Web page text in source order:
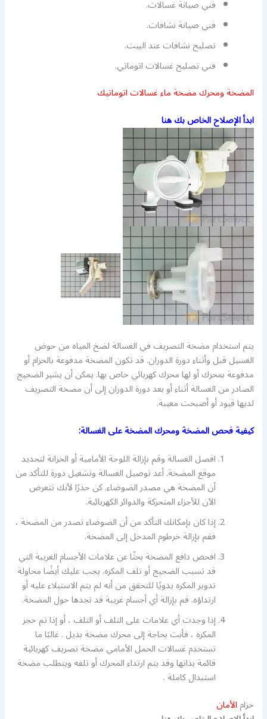
فني صيانة غسالات.
فني صيانة نشافات.
تصليح نشافات عند البيت.
فني تصليح غسالات اتوماتي.
المضخة ومحرك مضخة ماء غسالات اتوماتيك
ابدأ الإصلاح الخاص بك هنا
يتم استخدام مضخة التصريف في الغسالة لضخ المياه من حوض
الغسيل قبل وأثناء دورة الدوران. قد تكون المضخة مدفوعة بالحزام أو
مدفوعة بمحرك أو لها محرك كهربائي خاص بها. يمكن أن يشير الضجيج
الصادر من الغسالة أثناء أو بعد دورة الدوران إلى أن مضخة التصريف
لديها قيود أو أصبحت معيبة.
كيفية فحص المضخة ومحرك المضخة على الغسالة:
افصل الغسالة وقم بإزالة اللوحة الأمامية أو الخزانة لتحديد
موقع المضخة. أعد توصيل الغسالة وتشغيل دورة للتأكد من
أن المضخة هي مصدر الضوضاء. كن حذرًا لأنك تتعرض
الآن للأجزاء المتحركة والدوائر الكهربائية.
إذا كان بإمكانك التأكد من أن الضوضاء تصدر من المضخة ،
فقم بإزالة خرطوم المدخل إلى المضخة.
افحص دافع المضخة بحثًا عن علامات الأجسام الغريبة التي
قد تسبب الضجيج أو تلف المكره. يجب عليك أيضًا محاولة
تدوير المكره يدويًا للتحقق من أنه لم يتم الاستيلاء عليه أو
ارتداؤه. قم بإزالة أي أجسام غريبة قد تجدها حول المضخة.
إذا وجدت أي علامات على التلف أو التلف ، أو إذا تم حجز
المكره ، فأنت بحاجة إلى محرك مضخة بديل . غالبًا ما
تستخدم غسالات الحمل الأمامي مضخة تصريف كهربائية
قائمة بذاتها وقد يتم ارتداء المحرك أو تلفه ويتطلب مضخة
استبدال كاملة .
حزامالأمان